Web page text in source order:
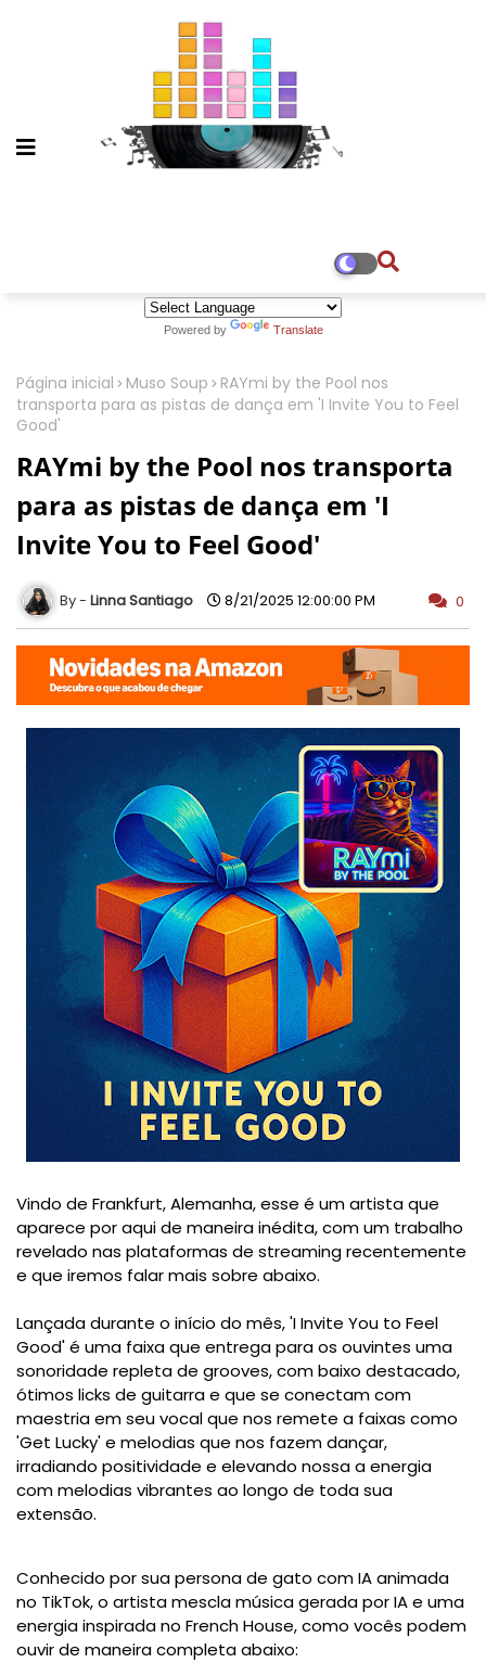
Powered by Translate
Página inicial Muso Soup
RAYmi by the Pool nos
transporta para as pistas de dança em 'I Invite You to Feel
Good'
RAYmi by the Pool nos transporta
para as pistas de dança em 'I
Invite You to Feel Good'
Linna Santiago 8/21/2025 12:00:00 PM 0
Vindo de Frankfurt, Alemanha, esse é um artista que
aparece por aqui de maneira inédita, com um trabalho
revelado nas plataformas de streaming recentemente
e que iremos falar mais sobre abaixo.
Lançada durante o início do mês, 'I Invite You to Feel
Good' é uma faixa que entrega para os ouvintes uma
sonoridade repleta de grooves, com baixo destacado,
ótimos licks de guitarra e que se conectam com
maestria em seu vocal que nos remete a faixas como
'Get Lucky' e melodias que nos fazem dançar,
irradiando positividade e elevando nossa a energia
com melodias vibrantes ao longo de toda sua
extensão.
Conhecido por sua persona de gato com IA animada
no TikTok, o artista mescla música gerada por IA e uma
energia inspirada no French House, como vocês podem
ouvir de maneira completa abaixo: